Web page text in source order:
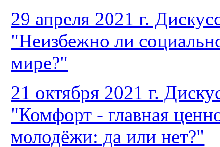
29 апреля 2021 г.
"Неизбежно ли
мире?"
21 октября 2021 г.
"Комфорт - главная
молодёжи: да или нет?"